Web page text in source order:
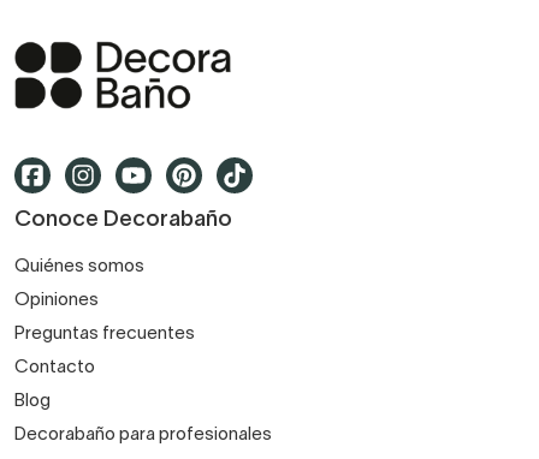
Conoce Decorabaño
Quiénes somos
Opiniones
Preguntas frecuentes
Contacto
Blog
Decorabaño para profesionales